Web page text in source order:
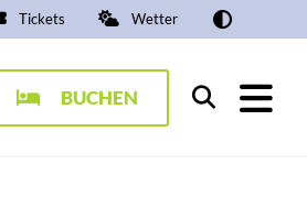
Tickets Wetter
BUCHEN Suchen